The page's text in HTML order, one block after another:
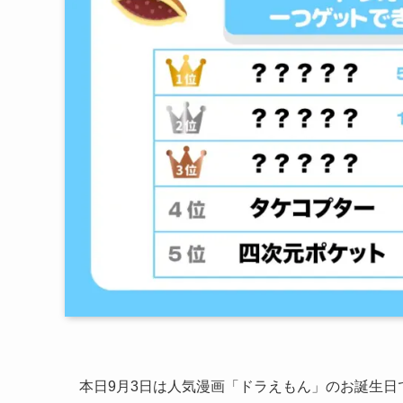
本日9月3日は人気漫画「ドラえもん」のお誕生日